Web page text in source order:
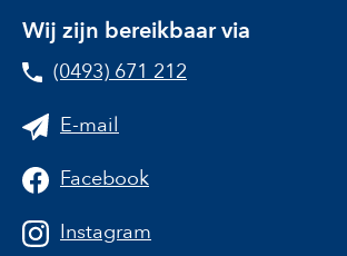
Wij zijn bereikbaar via
(0493) 671 212
E-mail
Facebook
Instagram